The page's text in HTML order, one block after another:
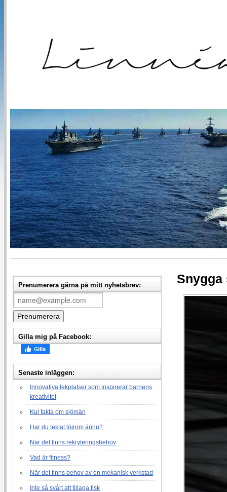
Prenumerera gärna på mitt nyhetsbrev:
Gilla mig på Facebook:
Senaste inläggen:
Innovativa lekplatser som inspirerar barnens
kreativitet
Kul fakta om sjömän
Har du testat löjrom ännu?
När det finns rekryteringsbehov
Vad är fitness?
När det finns behov av en mekanisk verkstad
Inte så svårt att tillaga fisk
Snygga